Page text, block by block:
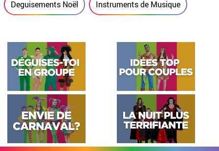
Deguisements Noël Instruments de Musique